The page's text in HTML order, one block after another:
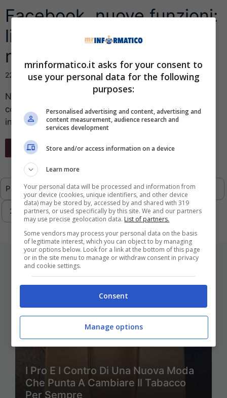
Facebook, nuove funzioni:
live audio e post testuali
multicolor
22 Dicembre 2016
Non più rumors la possibilità di scegliere un nuovo
colore per i post testuali di Facebook. Si potranno
infatti “colorare” gli ...
Leggi Tutto
Previous 1 … 232 233 234
236 … 293 Next
ULTIMI ARTICOLI
I Pro E I Contro Di Una Nuova Moda
Che Punta A Cambiare Il Tabacco
Per Sempre
mrinformatico.it asks for your consent to
use your personal data for the following
purposes:
Personalised advertising and content, advertising and
content measurement, audience research and
services development
Store and/or access information on a device
Learn more
Your personal data will be processed and information from
your device (cookies, unique identifiers, and other device
data) may be stored by, accessed by and shared with 319
partners, or used specifically by this site. We and our partners
may use precise geolocation data. List of partners.
Some vendors may process your personal data on the basis
of legitimate interest, which you can object to by managing
your options below. Look for a link at the bottom of this page
or in the site menu to manage or withdraw consent in privacy
and cookie settings.
Consent
Manage options